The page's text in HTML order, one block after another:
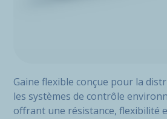
Gaine flexible conçue pour la
les systèmes de contrôle
offrant une résistance, flexibilité